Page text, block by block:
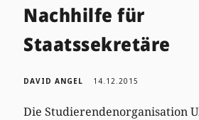
Nachhilfe für
Staatssekretäre
DAVID ANGEL 14.12.2015
Die Studierendenorganisation